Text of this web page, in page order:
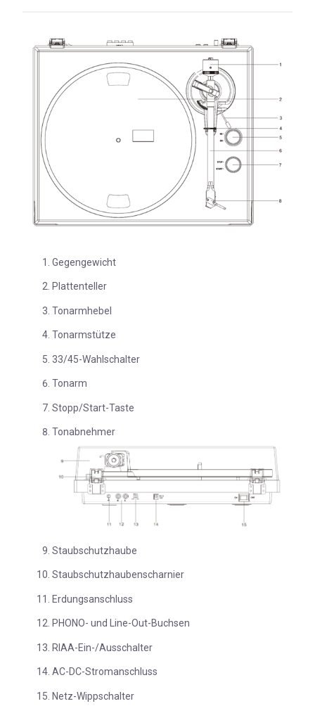
Gegengewicht
Plattenteller
Tonarmhebel
Tonarmstütze
33/45-Wahlschalter
Tonarm
Stopp/Start-Taste
Tonabnehmer
Staubschutzhaube
Staubschutzhaubenscharnier
Erdungsanschluss
PHONO- und Line-Out-Buchsen
RIAA-Ein-/Ausschalter
AC-DC-Stromanschluss
Netz-Wippschalter